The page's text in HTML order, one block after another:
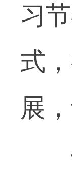
习
式
展
吉